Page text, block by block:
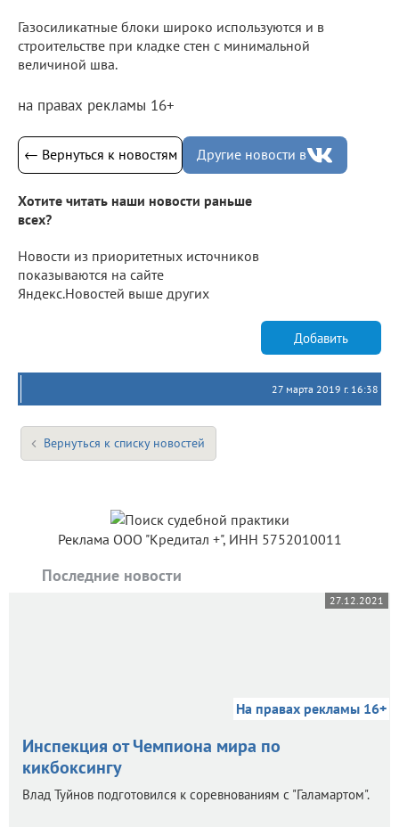
Газосиликатные блоки широко используются и в
строительстве при кладке стен с минимальной
величиной шва.
на правах рекламы 16+
← Вернуться к новостям Другие новости в
Хотите читать наши новости раньше
всех?
Новости из приоритетных источников
показываются на сайте
Яндекс.Новостей выше других
Добавить
27 марта 2019 г. 16:38
Вернуться к списку новостей
Реклама ООО "Кредитал +", ИНН 5752010011
Последние новости
27.12.2021
На правах рекламы 16+
Инспекция от Чемпиона мира по
кикбоксингу
Влад Туйнов подготовился к соревнованиям с "Галамартом".